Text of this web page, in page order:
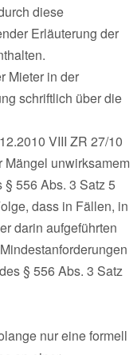
diese
Erläuterung der
Mieter in der
schriftlich über die
VIII ZR 27/10
Mängel unwirksamem
556 Abs. 3 Satz 5
dass in Fällen, in
darin aufgeführten
§ 556 Abs. 3 Satz
nur eine formell